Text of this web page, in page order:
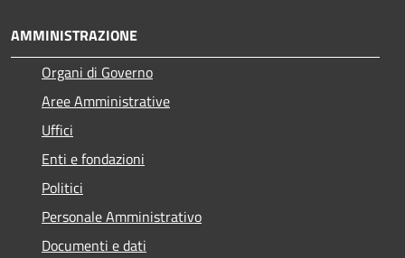
AMMINISTRAZIONE
Organi di Governo
Aree Amministrative
Uffici
Enti e fondazioni
Politici
Personale Amministrativo
Documenti e dati